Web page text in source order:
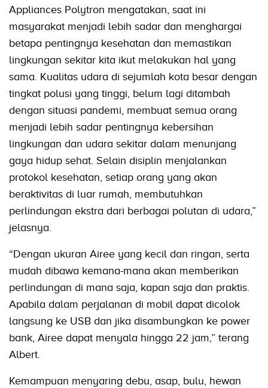
Appliances Polytron mengatakan, saat ini
masyarakat menjadi lebih sadar dan menghargai
betapa pentingnya kesehatan dan memastikan
lingkungan sekitar kita ikut melakukan hal yang
sama. Kualitas udara di sejumlah kota besar dengan
tingkat polusi yang tinggi, belum lagi ditambah
dengan situasi pandemi, membuat semua orang
menjadi lebih sadar pentingnya kebersihan
lingkungan dan udara sekitar dalam menunjang
gaya hidup sehat. Selain disiplin menjalankan
protokol kesehatan, setiap orang yang akan
beraktivitas di luar rumah, membutuhkan
perlindungan ekstra dari berbagai polutan di udara,”
jelasnya.
“Dengan ukuran Airee yang kecil dan ringan, serta
mudah dibawa kemana-mana akan memberikan
perlindungan di mana saja, kapan saja dan praktis.
Apabila dalam perjalanan di mobil dapat dicolok
langsung ke USB dan jika disambungkan ke power
bank, Airee dapat menyala hingga 22 jam,” terang
Albert.
Kemampuan menyaring debu, asap, bulu, hewan